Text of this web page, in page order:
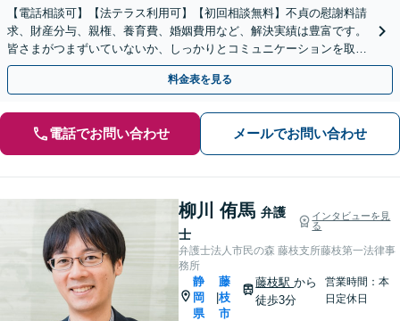
【電話相談可】【法テラス利用可】【初回相談無料】不貞の慰謝料請
求、財産分与、親権、養育費、婚姻費用など、解決実績は豊富です。
皆さまがつまずいていないか、しっかりとコミュニケーションを取り
ながらお話を進めてまいります
料金表を見る
電話でお問い合わせ メールでお問い合わせ
柳川 侑馬 弁護
士
インタビューを見
る
弁護士法人市民の森 藤枝支所藤枝第一法律事
務所
静
岡
県
藤
枝
市
藤枝駅から
徒歩3分
営業時間：本
日定休日